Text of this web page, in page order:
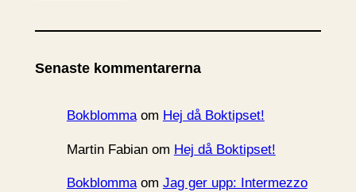
k
v
Senaste kommentarerna
Bokblommaom Hej då Boktipset!
Martin Fabianom Hej då Boktipset!
Bokblommaom Jag ger upp: Intermezzo